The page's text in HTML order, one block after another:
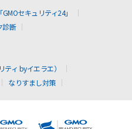
セキュリティ24」
診断
ィ byイエラエ）
なりすまし対策